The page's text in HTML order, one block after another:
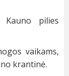
pilies
vaikams,
krantinė.